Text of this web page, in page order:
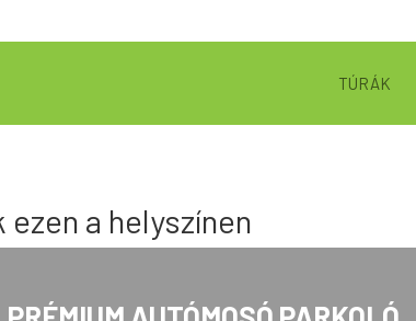
TÚRÁK
ezen a helyszínen